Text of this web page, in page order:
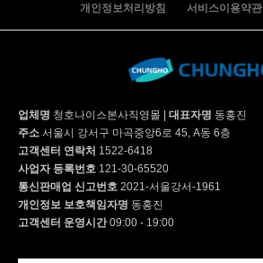
개인정보처리방침 서비스이용약관
업체명 청호나이스본사직영몰 대표자명 동홍진
주소 서울시 강서구 마곡중앙6로 45, A동 6층
고객센터 연락처 1522-6418
사업자 등록번호 121-30-65520
통신판매업 신고번호 2021-서울강서-1961
개인정보 보호책임자명 동홍진
고객센터 운영시간09:00 - 19:00